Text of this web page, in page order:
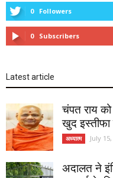
0 Followers
0 Subscribers
Latest article
चंपत राय को
खुद इस्तीफा
अध्यात्म July
अदालत ने